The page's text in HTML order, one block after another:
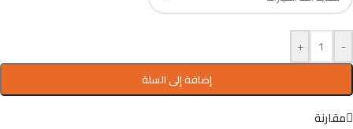
-
+
إضافة إلى السلة
مقارنة